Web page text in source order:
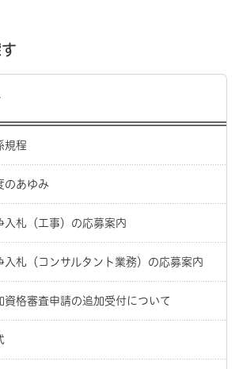
規程
のあゆみ
入札（工事）の応募案内
入札（コンサルタント業務）の応募案内
資格審査申請の追加受付について